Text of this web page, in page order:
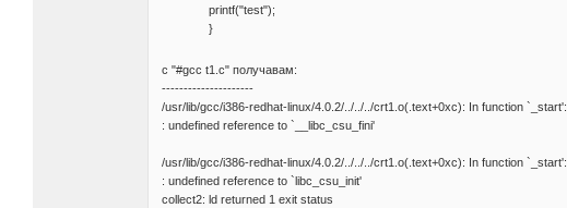
printf("test");
}
с "#gcc t1.c" получавам:
---------------------
/usr/lib/gcc/i386-redhat-linux/4.0.2/../../../crt1.o(.text+0xc): In function `_start':
: undefined reference to `__libc_csu_fini'
/usr/lib/gcc/i386-redhat-linux/4.0.2/../../../crt1.o(.text+0xc): In function `_start':
: undefined reference to `libc_csu_init'
collect2: ld returned 1 exit status